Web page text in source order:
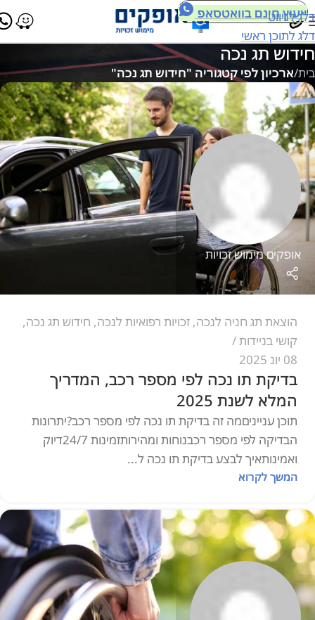
דלג לניווט
דלג לתוכן ראשי
ייעוץ חינם בוואטסאפ
חידוש תג נכה
בית/ארכיון לפי קטגוריה "חידוש תג נכה"
אופקים מימוש זכויות
הוצאת תג חניה לנכה, זכויות רפואיות לנכה, חידוש תג נכה,
קושי בניידות
08 יונ 2025
בדיקת תו נכה לפי מספר רכב, המדריך
המלא לשנת 2025
תוכן ענייניםמה זה בדיקת תו נכה לפי מספר רכב?יתרונות
הבדיקה לפי מספר רכבנוחות ומהירותזמינות 24/7דיוק
ואמינותאיך לבצע בדיקת תו נכה ל...
המשך לקרוא